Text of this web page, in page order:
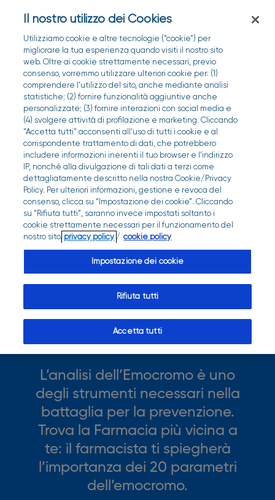
Le Analisi in Farmacia
Emocromo
TROVA LA FARMACIA
L’analisi dell’Emocromo è uno
degli strumenti necessari nella
battaglia per la prevenzione.
Trova la Farmacia più vicina a
te: il farmacista ti spiegherà
l’importanza dei 20 parametri
dell’emocromo.
Il nostro utilizzo dei Cookies
Utilizziamo cookie e altre tecnologie (“cookie”) per
migliorare la tua esperienza quando visiti il nostro sito
web. Oltre ai cookie strettamente necessari, previo
consenso, vorremmo utilizzare ulteriori cookie per: (1)
comprendere l’utilizzo del sito, anche mediante analisi
statistiche; (2) fornire funzionalità aggiuntive anche
personalizzate; (3) fornire interazioni con social media e
(4) svolgere attività di profilazione e marketing. Cliccando
“Accetta tutti” acconsenti all’uso di tutti i cookie e al
corrispondente trattamento di dati, che potrebbero
includere informazioni inerenti il tuo browser e l’indirizzo
IP, nonché alla divulgazione di tali dati a terzi come
dettagliatamente descritto nella nostra Cookie/Privacy
Policy. Per ulteriori informazioni, gestione e revoca del
consenso, clicca su “Impostazione dei cookie”. Cliccando
su “Rifiuta tutti”, saranno invece impostati soltanto i
cookie strettamente necessari per il funzionamento del
nostro sito. privacy policy / cookie policy
Impostazione dei cookie
Rifiuta tutti
Accetta tutti